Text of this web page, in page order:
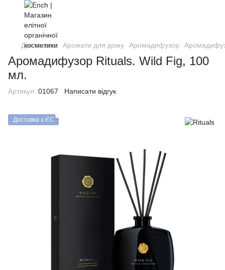
Дім та авто Аромати для дому Аромадифузор
Аромадифузор Rituals. Wild Fig, 100
мл.
Артикул: 01067 Написати відгук
Доставка з ЄС